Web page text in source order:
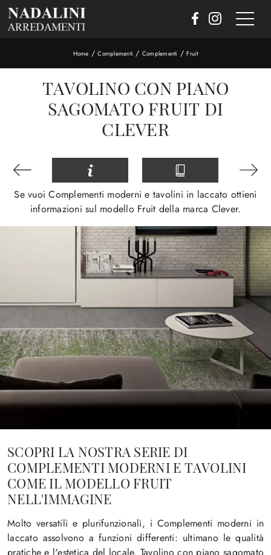
Home /Complementi / Complementi /Fruit
TAVOLINO CON PIANO
SAGOMATO FRUIT DI
CLEVER
Se vuoi Complementi moderni e tavolini in laccato ottieni
informazioni sul modello Fruit della marca Clever.
SCOPRI LA NOSTRA SERIE DI
COMPLEMENTI MODERNI E TAVOLINI
COME IL MODELLO FRUIT
NELL'IMMAGINE
Molto versatili e plurifunzionali, i Complementi moderni in
laccato assolvono a funzioni differenti: ultimano le qualità
pratiche e l'estetica del locale. Tavolino con piano sagomato